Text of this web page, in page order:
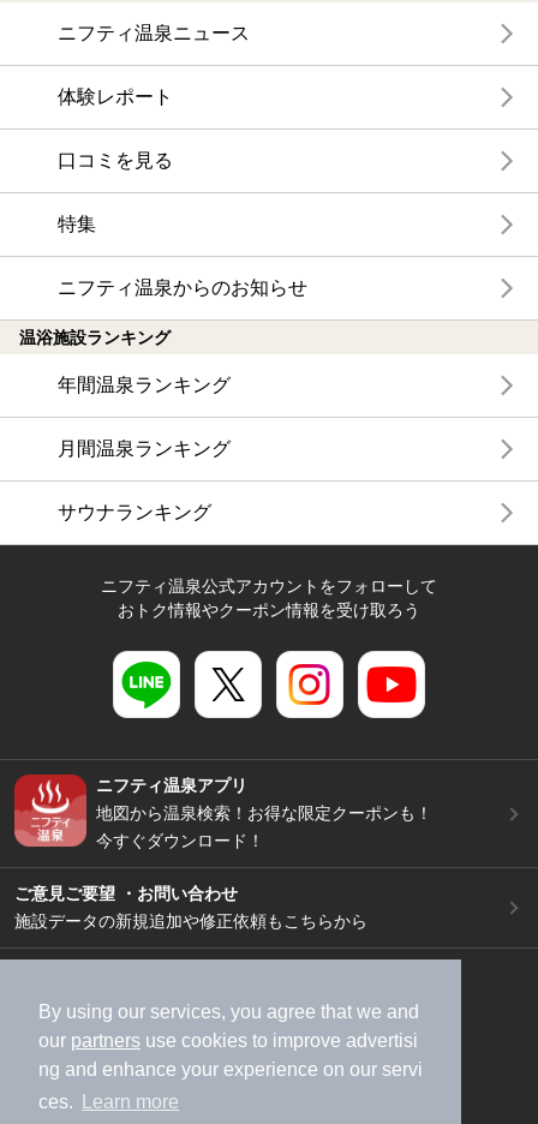
By using our services, you agree that we and
our partners use cookies to improve advertisi
ng and enhance your experience on our servi
ces.
Learn more
ニフティ温泉ニュース
体験レポート
口コミを見る
特集
ニフティ温泉からのお知らせ
温浴施設ランキング
年間温泉ランキング
月間温泉ランキング
サウナランキング
ニフティ温泉公式アカウントをフォローして
おトク情報やクーポン情報を受け取ろう
ニフティ温泉アプリ
地図から温泉検索！お得な限定クーポンも！
今すぐダウンロード！
ご意見ご要望 ・お問い合わせ
施設データの新規追加や修正依頼もこちらから
加盟店募集（資料請求）
広告出稿のご案内
利用規約
ライフスタイルMEMBERS+規約
特定商取引法に基づく表記
ヘルプ
採用情報
運営会社